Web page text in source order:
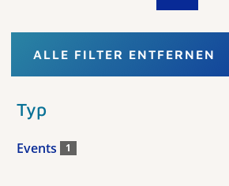
ALLE FILTER ENTFERNEN
Typ
Events 1